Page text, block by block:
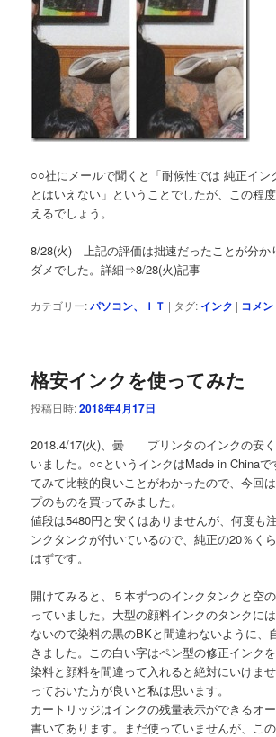
○○社にメールで聞くと「耐候性では 純正イン
とはいえない」ということでしたが、この程
えるでしょう。
8/28(火) 上記の評価は拙速だったことが分か
ダメでした。詳細⇒8/28(火)記事
カテゴリー:パソコン、ＩＴ | タグ: インク | コメ
格安インクを使ってみた
投稿日時:2018年4月17日
2018.4/17(火)、曇 プリンタのインクの安く
いました。○○というインクはMade in Chinaで
てみて比較的良いことがわかったので、今回
プのものを買ってみました。
値段は5480円と安くはありませんが、何度も
ンクタンクが付いているので、純正の20％く
はずです。
開けてみると、５本ずつのインクタンクと空
っていました。大型の顔料インクのタンクに
ないので染料の黒のBKと間違わないように、
きました。この白い字はペン型の修正インクを
染料と顔料を間違って入れると絶対にいけま
っておいた方が良いと私は思います。
カートリッジはインクの残量表示ができるオ
書いてあります。まだ使っていませんが、こ